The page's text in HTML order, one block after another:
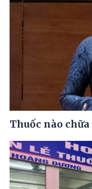
Thuốc nào